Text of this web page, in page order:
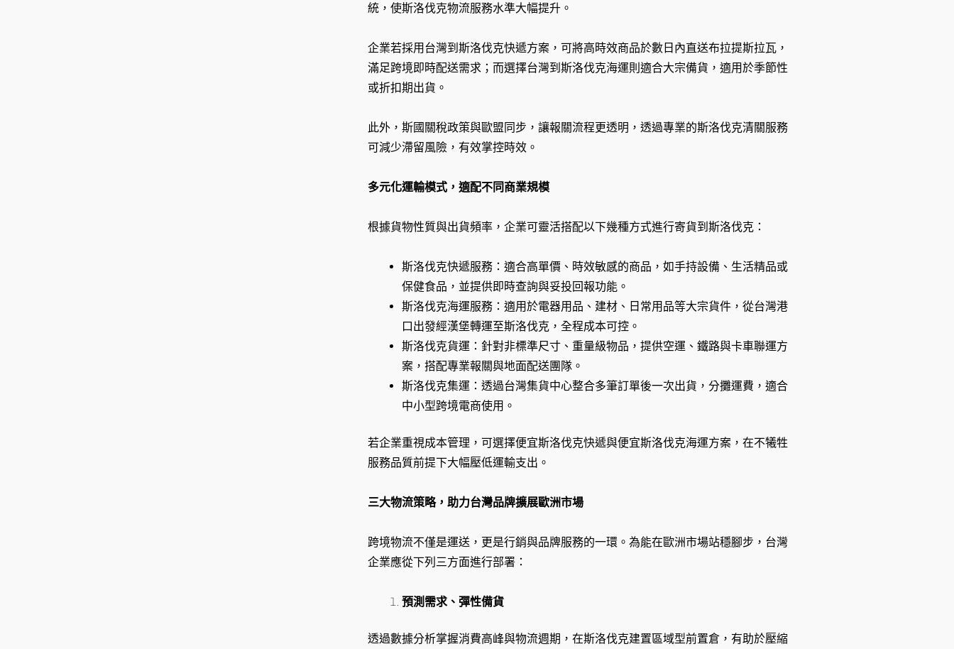
統，使斯洛伐克物流服務水準大幅提升。
企業若採用台灣到斯洛伐克快遞方案，可將高時效商品於數日內直送布拉提斯拉瓦，
滿足跨境即時配送需求；而選擇台灣到斯洛伐克海運則適合大宗備貨，適用於季節性
或折扣期出貨。
此外，斯國關稅政策與歐盟同步，讓報關流程更透明，透過專業的斯洛伐克清關服務
可減少滯留風險，有效掌控時效。
多元化運輸模式，適配不同商業規模
根據貨物性質與出貨頻率，企業可靈活搭配以下幾種方式進行寄貨到斯洛伐克：
斯洛伐克快遞服務：適合高單價、時效敏感的商品，如手持設備、生活精品或
保健食品，並提供即時查詢與妥投回報功能。
斯洛伐克海運服務：適用於電器用品、建材、日常用品等大宗貨件，從台灣港
口出發經漢堡轉運至斯洛伐克，全程成本可控。
斯洛伐克貨運：針對非標準尺寸、重量級物品，提供空運、鐵路與卡車聯運方
案，搭配專業報關與地面配送團隊。
斯洛伐克集運：透過台灣集貨中心整合多筆訂單後一次出貨，分攤運費，適合
中小型跨境電商使用。
若企業重視成本管理，可選擇便宜斯洛伐克快遞與便宜斯洛伐克海運方案，在不犧牲
服務品質前提下大幅壓低運輸支出。
三大物流策略，助力台灣品牌擴展歐洲市場
跨境物流不僅是運送，更是行銷與品牌服務的一環。為能在歐洲市場站穩腳步，台灣
企業應從下列三方面進行部署：
預測需求、彈性備貨
透過數據分析掌握消費高峰與物流週期，在斯洛伐克建置區域型前置倉，有助於壓縮